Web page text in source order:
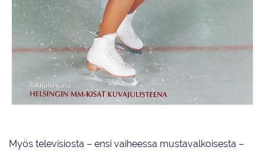
Myös televisiosta – ensi vaiheessa mustavalkoisesta –